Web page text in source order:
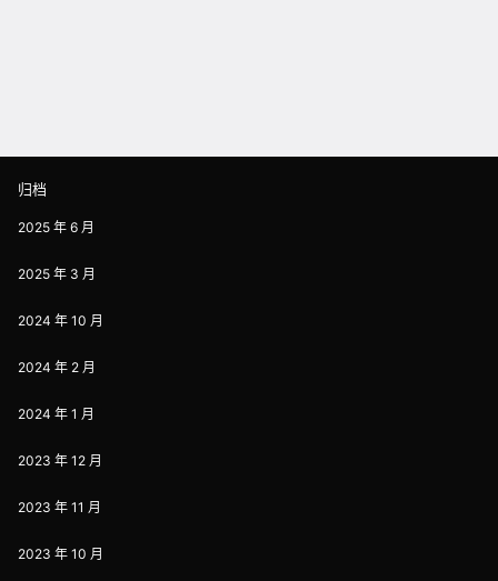
归档
2025 年 6 月
2025 年 3 月
2024 年 10 月
2024 年 2 月
2024 年 1 月
2023 年 12 月
2023 年 11 月
2023 年 10 月